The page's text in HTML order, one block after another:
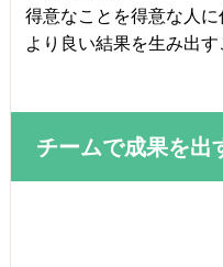
得意なことを得意な人
より良い結果を生み出す
チームで成果を出